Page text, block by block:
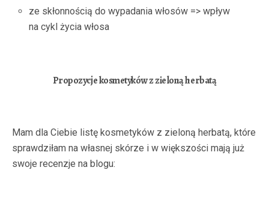
ze skłonnością do wypadania włosów => wpływ
na cykl życia włosa
Propozycje kosmetyków z zieloną herbatą
Mam dla Ciebie listę kosmetyków z zieloną herbatą, które
sprawdziłam na własnej skórze i w większości mają już
swoje recenzje na blogu: